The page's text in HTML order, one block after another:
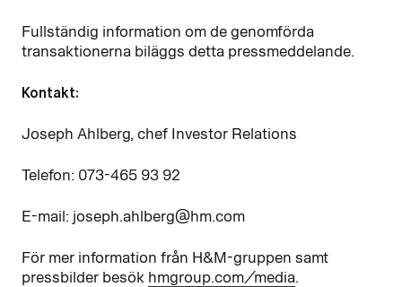
Fullständig information om de genomförda
transaktionerna biläggs detta pressmeddelande.
Kontakt:
Joseph Ahlberg, chef Investor Relations
Telefon: 073-465 93 92
E-mail: joseph.ahlberg@hm.com
För mer information från H&M-gruppen samt
pressbilder besök hmgroup.com/media.